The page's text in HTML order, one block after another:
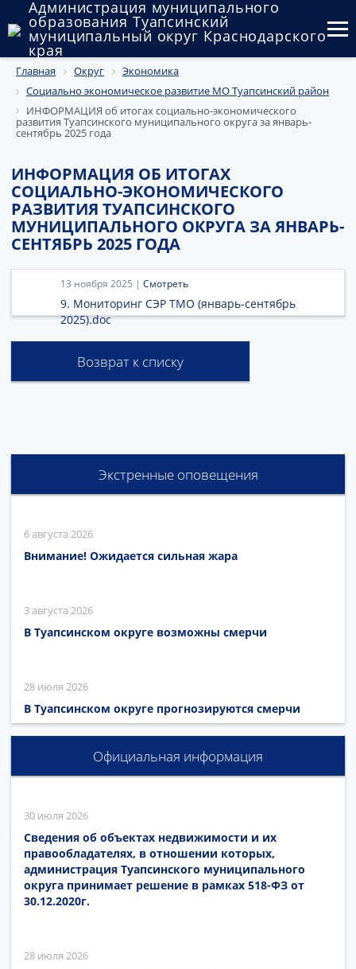
Администрация муниципального
образования Туапсинский
муниципальный округ Краснодарского
края
Округ
Администрация
Муниципальные закупки
Государственный и муниципальный контроль
Муниципальное имущество
Публичные слушания и общественные обсуждения
Документы
Главная Округ
Экономика
Социально экономическое развитие МО Туапсинский район
ИНФОРМАЦИЯ об итогах социально-экономического
развития Туапсинского муниципального округа за январь-
сентябрь 2025 года
ИНФОРМАЦИЯ ОБ ИТОГАХ
СОЦИАЛЬНО-ЭКОНОМИЧЕСКОГО
РАЗВИТИЯ ТУАПСИНСКОГО
МУНИЦИПАЛЬНОГО ОКРУГА ЗА ЯНВАРЬ-
СЕНТЯБРЬ 2025 ГОДА
13 ноября 2025 | Смотреть
9. Мониторинг СЭР ТМО (январь-сентябрь
2025).doc
Возврат к списку
Экстренные оповещения
6 августа 2026
Внимание! Ожидается сильная жара
3 августа 2026
В Туапсинском округе возможны смерчи
28 июля 2026
В Туапсинском округе прогнозируются смерчи
Официальная информация
30 июля 2026
Сведения об объектах недвижимости и их
правообладателях, в отношении которых,
администрация Туапсинского муниципального
округа принимает решение в рамках 518-ФЗ от
30.12.2020г.
28 июля 2026